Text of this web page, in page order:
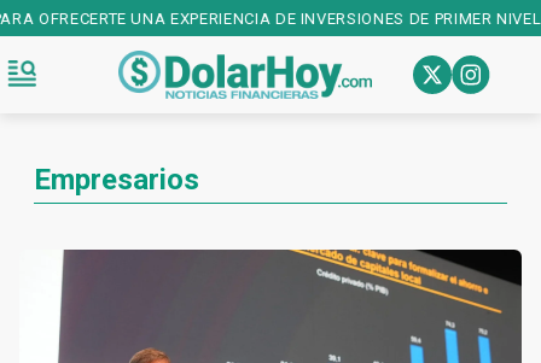
DE INVERSIONES DE PRIMER NIVEL! DESCARGALA EN:
Empresarios